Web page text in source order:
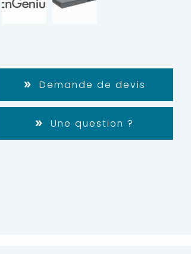
Demande de devis
Une question ?